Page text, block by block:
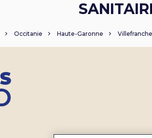
Occitanie Haute-Garonne